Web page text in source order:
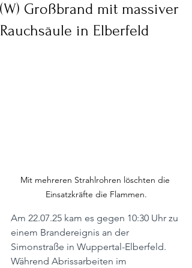
(W) Großbrand mit massiver
Rauchsäule in Elberfeld
Mit mehreren Strahlrohren löschten die
Einsatzkräfte die Flammen.
Am 22.07.25 kam es gegen 10:30 Uhr zu
einem Brandereignis an der
Simonstraße in Wuppertal-Elberfeld.
Während Abrissarbeiten im